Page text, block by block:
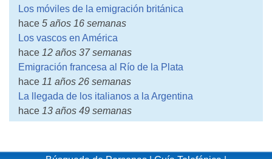
Los móviles de la emigración británica
hace 5 años 16 semanas
Los vascos en América
hace 12 años 37 semanas
Emigración francesa al Río de la Plata
hace 11 años 26 semanas
La llegada de los italianos a la Argentina
hace 13 años 49 semanas